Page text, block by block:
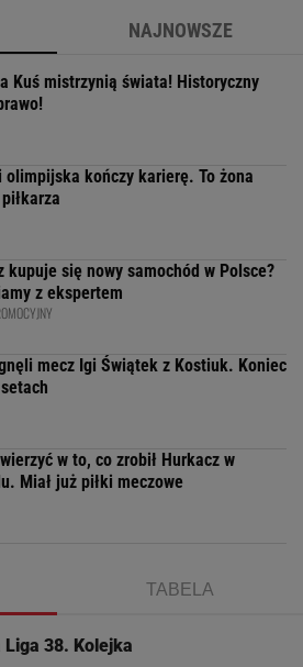
NAJNOWSZE
Kuś mistrzynią świata! Historyczny
olimpijska kończy karierę. To żona
kupuje się nowy samochód w Polsce?
z ekspertem
mecz Igi Świątek z Kostiuk. Koniec
w to, co zrobił Hurkacz w
Miał już piłki meczowe
TABELA
Liga 38. Kolejka